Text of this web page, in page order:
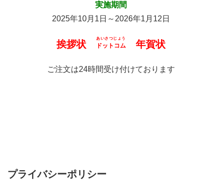
実施期間
2025年10月1日～2026年1月12日
挨拶状 ドットコム
あいさつじょう
年賀状
ご注文は24時間受け付けております
プライバシーポリシー